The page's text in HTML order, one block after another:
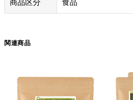
商品区分 食品
関連商品